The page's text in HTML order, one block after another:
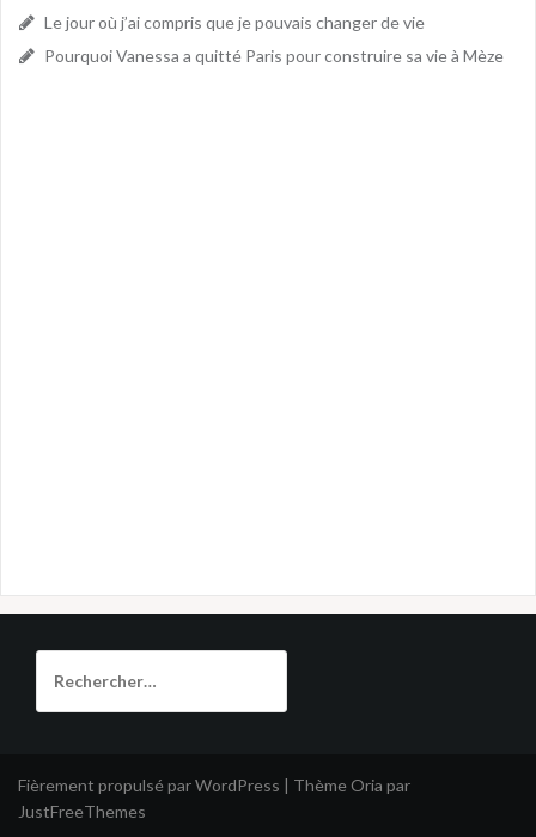
Le jour où j’ai compris que je pouvais changer de vie
Pourquoi Vanessa a quitté Paris pour construire sa vie à Mèze
Fièrement propulsé par WordPress | Thème Oria par
JustFreeThemes